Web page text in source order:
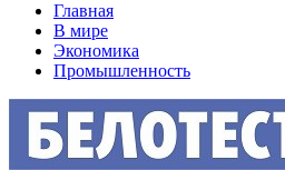
Главная
В мире
Экономика
Промышленность